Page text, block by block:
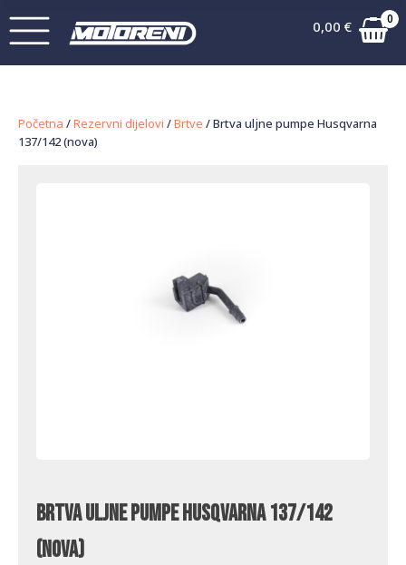
0,00 € 0
Početna /Rezervni dijelovi /Brtve / Brtva uljne pumpe Husqvarna
137/142 (nova)
Brtva uljne pumpe Husqvarna 137/142
(nova)